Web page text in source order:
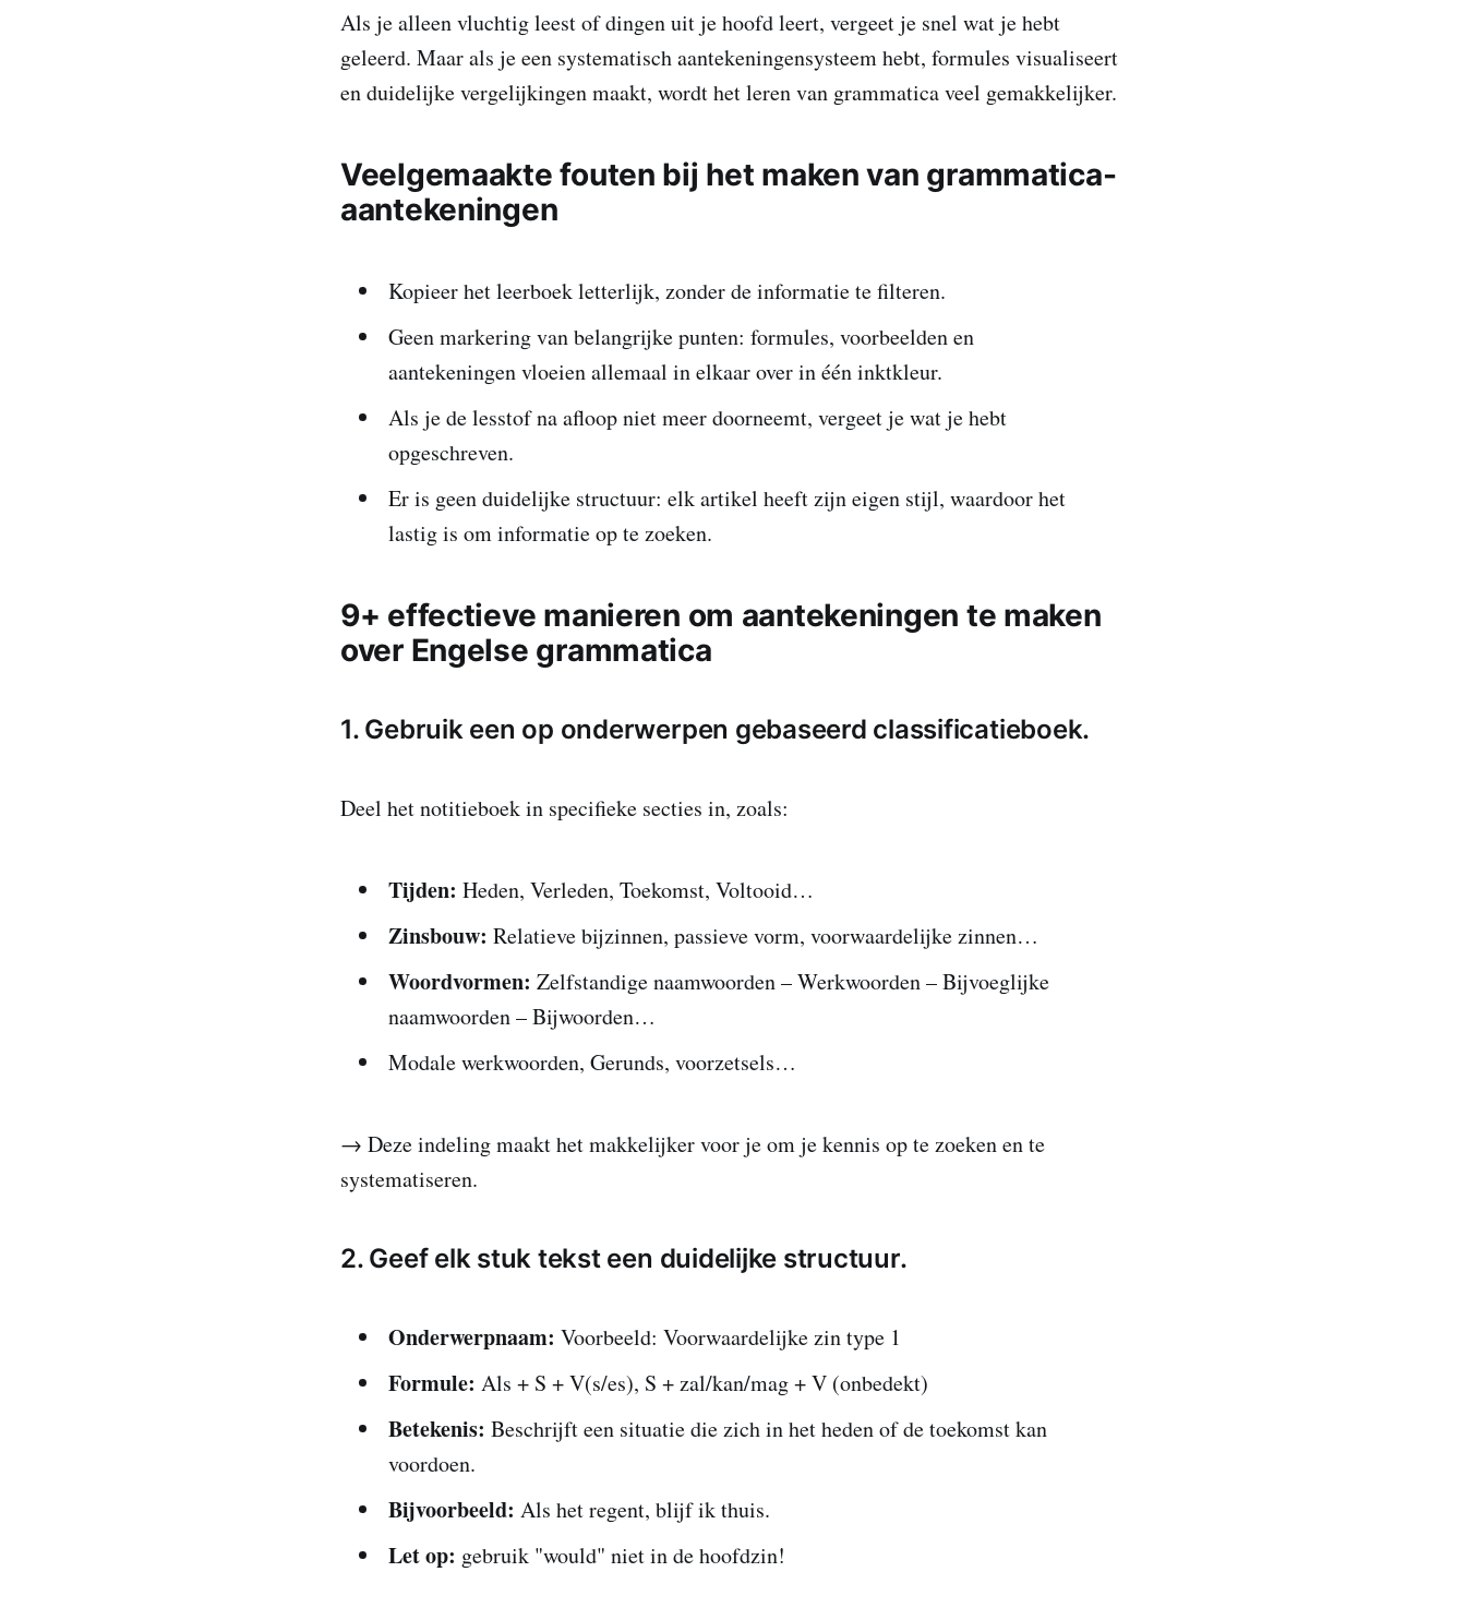
Als je alleen vluchtig leest of dingen uit je hoofd leert, vergeet je snel wat je hebt
geleerd. Maar als je een systematisch aantekeningensysteem hebt, formules visualiseert
en duidelijke vergelijkingen maakt, wordt het leren van grammatica veel gemakkelijker.
Veelgemaakte fouten bij het maken van grammatica-
aantekeningen
Kopieer het leerboek letterlijk, zonder de informatie te filteren.
Geen markering van belangrijke punten: formules, voorbeelden en
aantekeningen vloeien allemaal in elkaar over in één inktkleur.
Als je de lesstof na afloop niet meer doorneemt, vergeet je wat je hebt
opgeschreven.
Er is geen duidelijke structuur: elk artikel heeft zijn eigen stijl, waardoor het
lastig is om informatie op te zoeken.
9+ effectieve manieren om aantekeningen te maken
over Engelse grammatica
1. Gebruik een op onderwerpen gebaseerd classificatieboek.
Deel het notitieboek in specifieke secties in, zoals:
Tijden: Heden, Verleden, Toekomst, Voltooid…
Zinsbouw: Relatieve bijzinnen, passieve vorm, voorwaardelijke zinnen…
Woordvormen: Zelfstandige naamwoorden – Werkwoorden – Bijvoeglijke
naamwoorden – Bijwoorden…
Modale werkwoorden, Gerunds, voorzetsels…
→ Deze indeling maakt het makkelijker voor je om je kennis op te zoeken en te
systematiseren.
2. Geef elk stuk tekst een duidelijke structuur.
Onderwerpnaam: Voorbeeld: Voorwaardelijke zin type 1
Formule: Als + S + V(s/es), S + zal/kan/mag + V (onbedekt)
Betekenis: Beschrijft een situatie die zich in het heden of de toekomst kan
voordoen.
Bijvoorbeeld: Als het regent, blijf ik thuis.
Let op: gebruik "would" niet in de hoofdzin!